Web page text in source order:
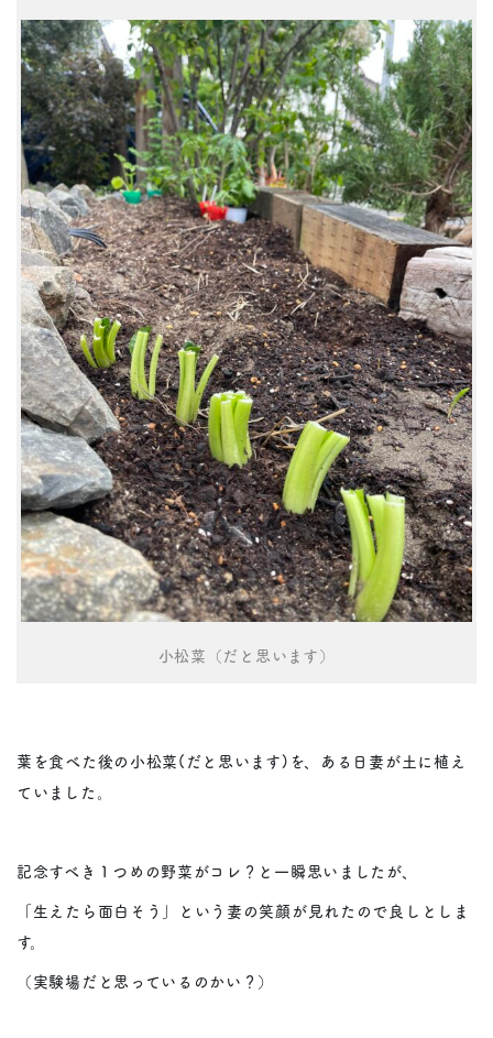
小松菜（だと思います）
葉を食べた後の小松菜(だと思います)を、ある日妻が土に植え
ていました。
記念すべき１つめの野菜がコレ？と一瞬思いましたが、
「生えたら面白そう」という妻の笑顔が見れたので良しとしま
す。
（実験場だと思っているのかい？）